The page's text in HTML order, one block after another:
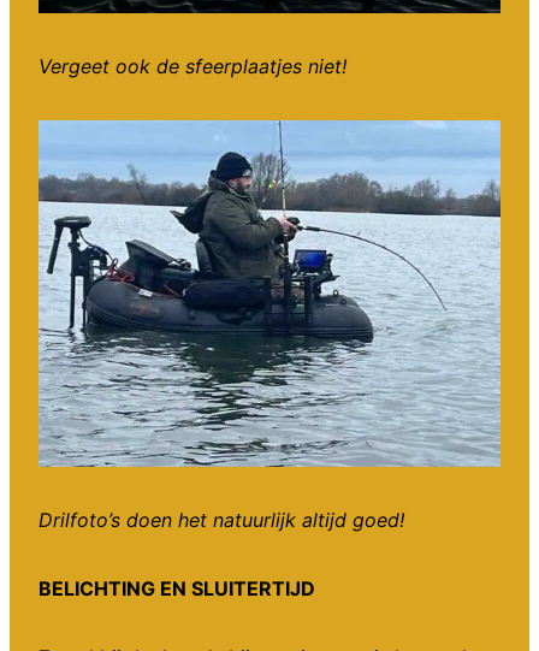
Vergeet ook de sfeerplaatjes niet!
Drilfoto’s doen het natuurlijk altijd goed!
BELICHTING EN SLUITERTIJD